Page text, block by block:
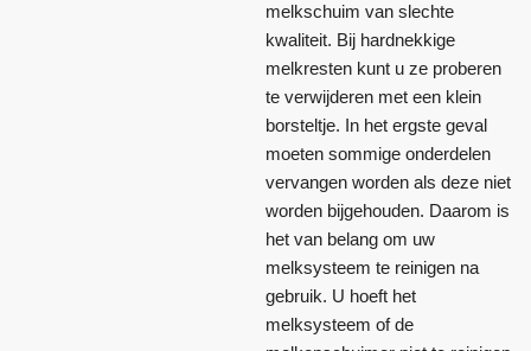
melkschuim van slechte
kwaliteit. Bij hardnekkige
melkresten kunt u ze proberen
te verwijderen met een klein
borsteltje. In het ergste geval
moeten sommige onderdelen
vervangen worden als deze niet
worden bijgehouden. Daarom is
het van belang om uw
melksysteem te reinigen na
gebruik. U hoeft het
melksysteem of de